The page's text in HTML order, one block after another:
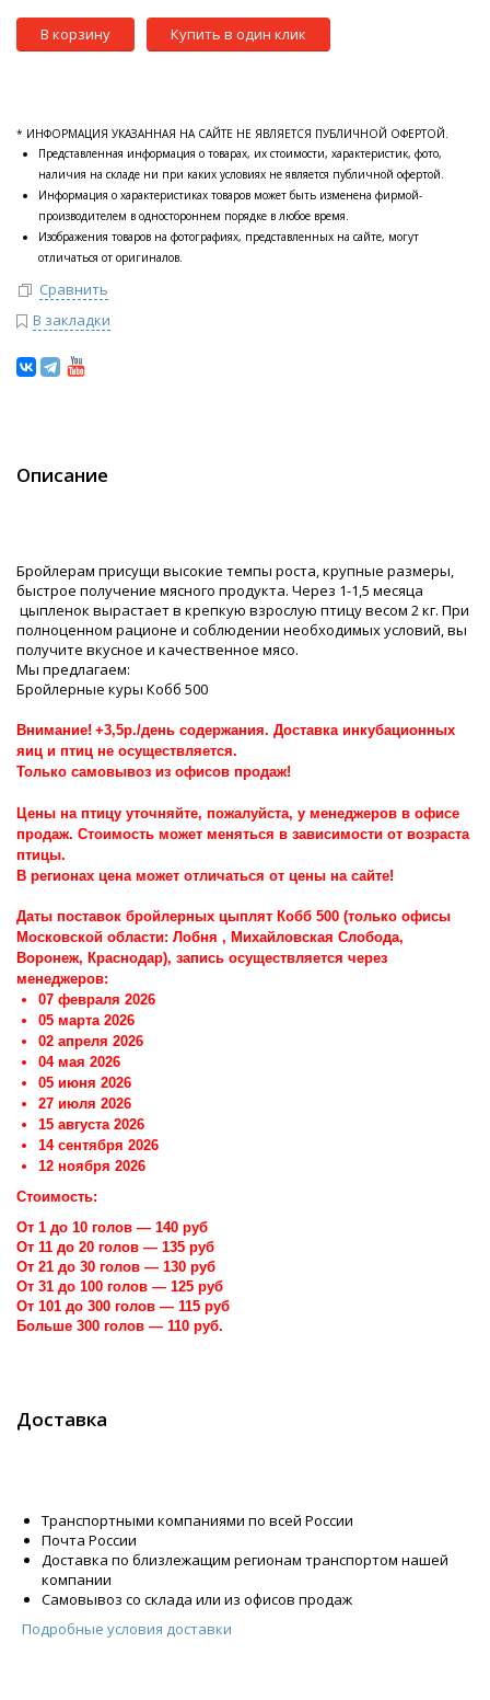
В корзину Купить в один клик
* ИНФОРМАЦИЯ УКАЗАННАЯ НА САЙТЕ НЕ ЯВЛЯЕТСЯ ПУБЛИЧНОЙ ОФЕРТОЙ.
Представленная информация о товарах, их стоимости, характеристик, фото,
наличия на складе ни при каких условиях не является публичной офертой.
Информация о характеристиках товаров может быть изменена фирмой-
производителем в одностороннем порядке в любое время.
Изображения товаров на фотографиях, представленных на сайте, могут
отличаться от оригиналов.
Сравнить
В закладки
Описание
Бройлерам присущи высокие темпы роста, крупные размеры,
быстрое получение мясного продукта. Через 1-1,5 месяца
цыпленок вырастает в крепкую взрослую птицу весом 2 кг. При
полноценном рационе и соблюдении необходимых условий, вы
получите вкусное и качественное мясо.
Мы предлагаем:
Бройлерные куры Кобб 500
Внимание! +3,5р./день содержания. Доставка инкубационных
яиц и птиц не осуществляется.
Только самовывоз из офисов продаж!
Цены на птицу уточняйте, пожалуйста, у менеджеров в офисе
продаж. Стоимость может меняться в зависимости от возраста
птицы.
В регионах цена может отличаться от цены на сайте!
Даты поставок бройлерных цыплят Кобб 500 (только офисы
Московской области: Лобня , Михайловская Слобода,
Воронеж, Краснодар), запись осуществляется через
менеджеров:
07 февраля 2026
05 марта 2026
02 апреля 2026
04 мая 2026
05 июня 2026
27 июля 2026
15 августа 2026
14 сентября 2026
12 ноября 2026
Стоимость:
От 1 до 10 голов — 140 руб
От 11 до 20 голов — 135 руб
От 21 до 30 голов — 130 руб
От 31 до 100 голов — 125 руб
От 101 до 300 голов — 115 руб
Больше 300 голов — 110 руб.
Доставка
Транспортными компаниями по всей России
Почта России
Доставка по близлежащим регионам транспортом нашей
компании
Самовывоз со склада или из офисов продаж
Подробные условия доставки